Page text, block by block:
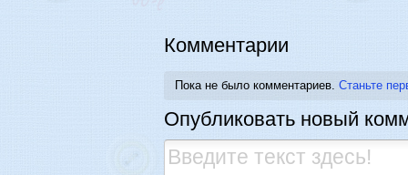
Комментарии
Пока не было комментариев. Станьте
Опубликовать новый